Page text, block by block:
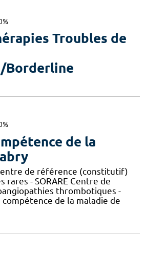
Troubles de
Borderline
de la
de référence (constitutif)
rares - SORARE Centre de
thrombotiques -
compétence de la maladie de